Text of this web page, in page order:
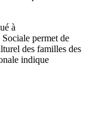
à
permet de
des familles des
indique